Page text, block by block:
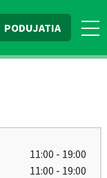
PODUJATIA
11:00 - 19:00
11:00 - 19:00